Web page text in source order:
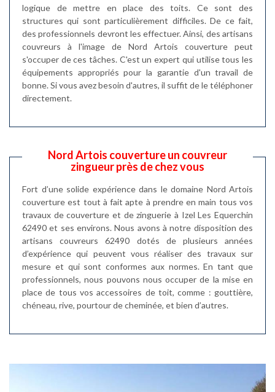
logique de mettre en place des toits. Ce sont des
structures qui sont particulièrement difficiles. De ce fait,
des professionnels devront les effectuer. Ainsi, des artisans
couvreurs à l'image de Nord Artois couverture peut
s'occuper de ces tâches. C'est un expert qui utilise tous les
équipements appropriés pour la garantie d'un travail de
bonne. Si vous avez besoin d'autres, il suffit de le téléphoner
directement.
Nord Artois couverture un couvreur
zingueur près de chez vous
Fort d’une solide expérience dans le domaine Nord Artois
couverture est tout à fait apte à prendre en main tous vos
travaux de couverture et de zinguerie à Izel Les Equerchin
62490 et ses environs. Nous avons à notre disposition des
artisans couvreurs 62490 dotés de plusieurs années
d’expérience qui peuvent vous réaliser des travaux sur
mesure et qui sont conformes aux normes. En tant que
professionnels, nous pouvons nous occuper de la mise en
place de tous vos accessoires de toit, comme : gouttière,
chéneau, rive, pourtour de cheminée, et bien d’autres.